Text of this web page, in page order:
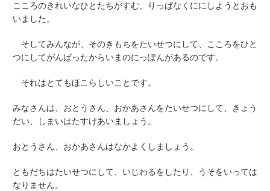
こころのきれいなひとたちがすむ、りっぱなくににしようとおも
いました。
そしてみんなが、そのきもちをたいせつにして、こころをひと
つにしてがんばったからいまのにっぽんがあるのです。
それはとてもほこらしいことです。
みなさんは、おとうさん、おかあさんをたいせつにして、きょう
だい、しまいはたすけあいましょう。
おとうさん、おかあさんはなかよくしましょう。
ともだちはたいせつにして、いじわるをしたり、うそをいっては
なりません。